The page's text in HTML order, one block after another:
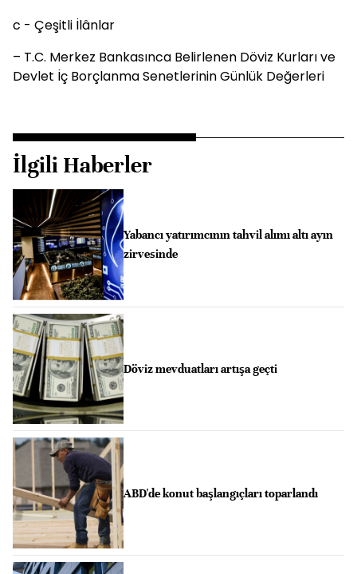
c - Çeşitli İlânlar
– T.C. Merkez Bankasınca Belirlenen Döviz Kurları ve
Devlet İç Borçlanma Senetlerinin Günlük Değerleri
İlgili Haberler
Yabancı yatırımcının tahvil alımı altı ayın
zirvesinde
Döviz mevduatları artışa geçti
ABD'de konut başlangıçları toparlandı